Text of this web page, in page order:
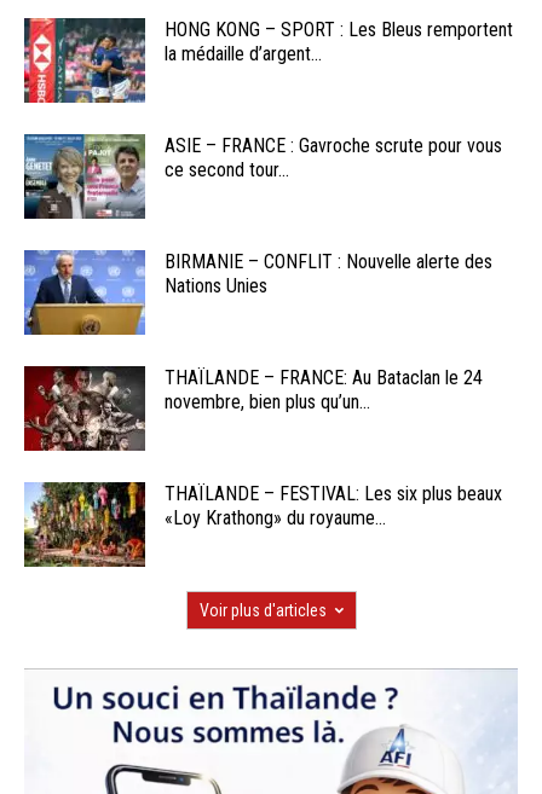
HONG KONG – SPORT : Les Bleus remportent
la médaille d’argent...
ASIE – FRANCE : Gavroche scrute pour vous
ce second tour...
BIRMANIE – CONFLIT : Nouvelle alerte des
Nations Unies
THAÏLANDE – FRANCE: Au Bataclan le 24
novembre, bien plus qu’un...
THAÏLANDE – FESTIVAL: Les six plus beaux
«Loy Krathong» du royaume...
Voir plus d'articles